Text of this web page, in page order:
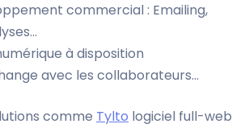
commercial : Emailing,
à disposition
avec les collaborateurs…
comme Tylto logiciel full-web